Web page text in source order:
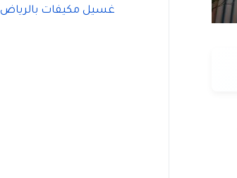
غسيل مكيفات بالرياض